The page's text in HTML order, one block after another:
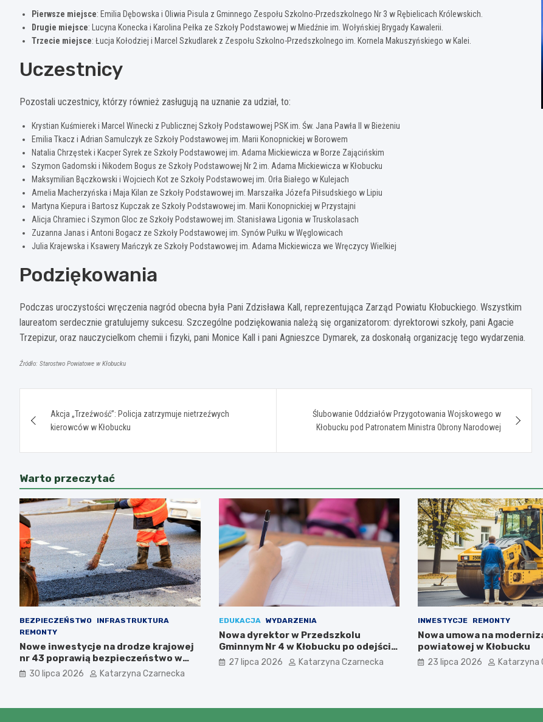
Pierwsze miejsce: Emilia Dębowska i Oliwia Pisula z Gminnego Zespołu Szkolno-Przedszkolnego Nr 3 w Rębielicach Królewskich.
Drugie miejsce: Lucyna Konecka i Karolina Pełka ze Szkoły Podstawowej w Miedźnie im. Wołyńskiej Brygady Kawalerii.
Trzecie miejsce: Łucja Kołodziej i Marcel Szkudlarek z Zespołu Szkolno-Przedszkolnego im. Kornela Makuszyńskiego w Kalei.
Uczestnicy
Pozostali uczestnicy, którzy również zasługują na uznanie za udział, to:
Krystian Kuśmierek i Marcel Winecki z Publicznej Szkoły Podstawowej PSK im. Św. Jana Pawła II w Bieżeniu
Emilia Tkacz i Adrian Samulczyk ze Szkoły Podstawowej im. Marii Konopnickiej w Borowem
Natalia Chrzęstek i Kacper Syrek ze Szkoły Podstawowej im. Adama Mickiewicza w Borze Zającińskim
Szymon Gadomski i Nikodem Bogus ze Szkoły Podstawowej Nr 2 im. Adama Mickiewicza w Kłobucku
Maksymilian Bączkowski i Wojciech Kot ze Szkoły Podstawowej im. Orła Białego w Kulejach
Amelia Macherzyńska i Maja Kilan ze Szkoły Podstawowej im. Marszałka Józefa Piłsudskiego w Lipiu
Martyna Kiepura i Bartosz Kupczak ze Szkoły Podstawowej im. Marii Konopnickiej w Przystajni
Alicja Chramiec i Szymon Gloc ze Szkoły Podstawowej im. Stanisława Ligonia w Truskolasach
Zuzanna Janas i Antoni Bogacz ze Szkoły Podstawowej im. Synów Pułku w Węglowicach
Julia Krajewska i Ksawery Mańczyk ze Szkoły Podstawowej im. Adama Mickiewicza we Wręczycy Wielkiej
Podziękowania
Podczas uroczystości wręczenia nagród obecna była Pani Zdzisława Kall, reprezentująca Zarząd Powiatu Kłobuckiego. Wszystkim
laureatom serdecznie gratulujemy sukcesu. Szczególne podziękowania należą się organizatorom: dyrektorowi szkoły, pani Agacie
Trzepizur, oraz nauczycielkom chemii i fizyki, pani Monice Kall i pani Agnieszce Dymarek, za doskonałą organizację tego wydarzenia.
Źródło: Starostwo Powiatowe w Kłobucku
wpisu
Akcja „Trzeźwość”: Policja zatrzymuje nietrzeźwych
kierowców w Kłobucku
Ślubowanie Oddziałów Przygotowania Wojskowego w
Kłobucku pod Patronatem Ministra Obrony Narodowej
Warto przeczytać
BEZPIECZEŃSTWO
INFRASTRUKTURA
REMONTY
Nowe inwestycje na drodze krajowej
nr 43 poprawią bezpieczeństwo w
powiecie kłobuckim!
30 lipca 2026 Katarzyna Czarnecka
EDUKACJA WYDARZENIA
Nowa dyrektor w Przedszkolu
Gminnym Nr 4 w Kłobucku po odejściu
Anety Dzikowicz na emeryturę
27 lipca 2026 Katarzyna Czarnecka
INWESTYCJE REMONTY
Nowa umowa na
powiatowej w Kłobucku
23 lipca 2026 Katarzyna